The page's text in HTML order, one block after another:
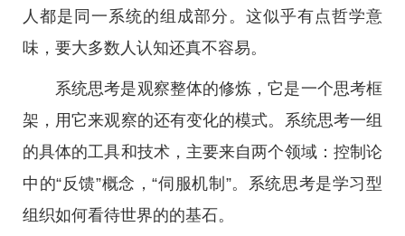
人都是同一系统的组成部分。这似乎有点哲学意
味，要大多数人认知还真不容易。
系统思考是观察整体的修炼，它是一个思考框
架，用它来观察的还有变化的模式。系统思考一组
的具体的工具和技术，主要来自两个领域：控制论
中的“反馈”概念，“伺服机制”。系统思考是学习型
组织如何看待世界的的基石。